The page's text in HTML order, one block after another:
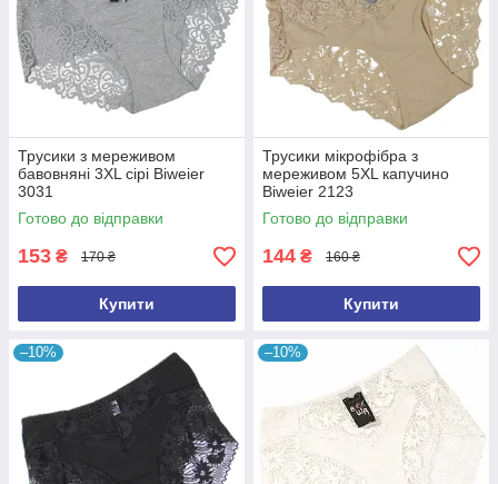
Трусики з мереживом
бавовняні 3XL сірі Biweier
3031
Готово до відправки
153 ₴ 170 ₴
Купити
Трусики мікрофібра з
мереживом 5XL капучино
Biweier 2123
Готово до відправки
144 ₴ 160 ₴
Купити
–10% –10%